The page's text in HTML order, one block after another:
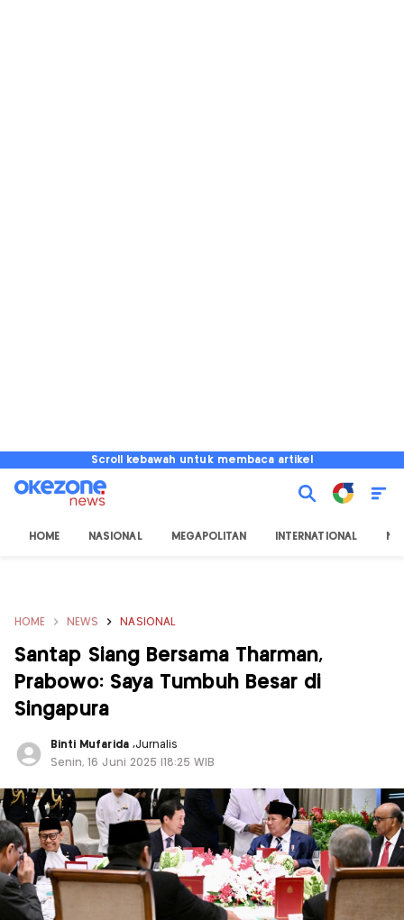
Scroll kebawah untuk membaca artikel
HOME NASIONAL MEGAPOLITAN INTERNATIONAL
HOME NEWS NASIONAL
Santap Siang Bersama Tharman,
Prabowo: Saya Tumbuh Besar di
Singapura
Binti Mufarida ,Jurnalis
Senin, 16 Juni 2025 |18:25 WIB